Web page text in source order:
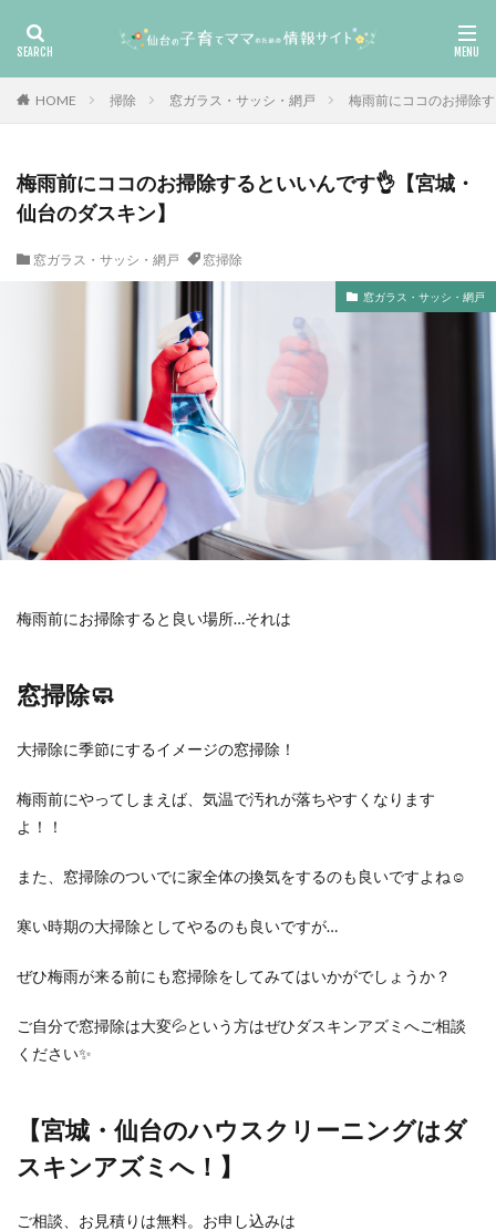
HOME 掃除 窓ガラス・サッシ・網戸 梅雨前にココのお掃除
梅雨前にココのお掃除するといいんです👌【宮城・
仙台のダスキン】
窓ガラス・サッシ・網戸 窓掃除
窓ガラス・サッシ・網戸
梅雨前にお掃除すると良い場所…それは
窓掃除🧼
大掃除に季節にするイメージの窓掃除！
梅雨前にやってしまえば、気温で汚れが落ちやすくなります
よ！！
また、窓掃除のついでに家全体の換気をするのも良いですよね☺️
寒い時期の大掃除としてやるのも良いですが…
ぜひ梅雨が来る前にも窓掃除をしてみてはいかがでしょうか？
ご自分で窓掃除は大変💦という方はぜひダスキンアズミへご相談
ください✨
【宮城・仙台のハウスクリーニングはダ
スキンアズミへ！】
ご相談、お見積りは無料。お申し込みは